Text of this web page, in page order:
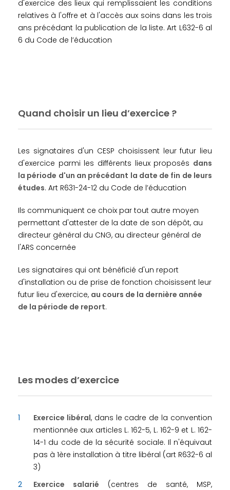
d'exercice des lieux qui remplissaient les conditions
relatives à l'offre et à l'accès aux soins dans les trois
ans précédant la publication de la liste. Art L632-6 al
6 du Code de l’éducation
Quand choisir un lieu d’exercice ?
Les signataires d'un CESP choisissent leur futur lieu
d'exercice parmi les différents lieux proposés dans
la période d'un an précédant la date de fin de leurs
études. Art R631-24-12 du Code de l’éducation
Ils communiquent ce choix par tout autre moyen
permettant d'attester de la date de son dépôt, au
directeur général du CNG, au directeur général de
l'ARS concernée
Les signataires qui ont bénéficié d'un report
d'installation ou de prise de fonction choisissent leur
futur lieu d'exercice, au cours de la dernière année
de la période de report.
Les modes d’exercice
Exercice libéral, dans le cadre de la convention
mentionnée aux articles L. 162-5, L. 162-9 et L. 162-
14-1 du code de la sécurité sociale. Il n'équivaut
pas à 1ère installation à titre libéral (art R632-6 al
3)
Exercice salarié (centres de santé, MSP,